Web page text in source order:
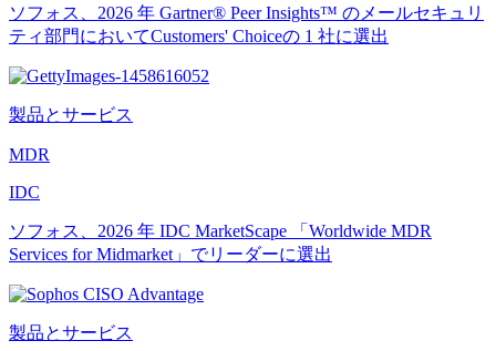
ソフォス、2026 年 Gartner® Peer Insights™ のメールセキュリ
ティ部門においてCustomers' Choiceの 1 社に選出
製品とサービス
MDR
IDC
ソフォス、2026 年 IDC MarketScape 「Worldwide MDR
Services for Midmarket」でリーダーに選出
製品とサービス